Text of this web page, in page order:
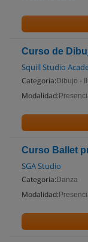
Curso de
Squill Studio
Categoría: Dibujo -
Modalidad:
Curso Ballet
SGA Studio
Categoría: Danza
Modalidad: